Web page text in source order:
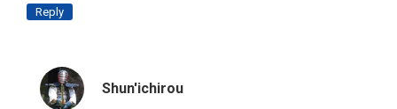
Reply
Shun'ichirou